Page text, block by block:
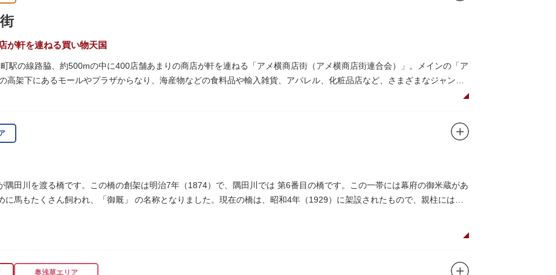
が軒を連ねる買い物天国
駅の線路脇、約500mの中に400店舗あまりの商店が軒を連ねる「アメ横商店街（アメ横商店街連合会）」。メインの「ア
高架下にあるモールやプラザからなり、海産物などの食料品や輸入雑貨、アパレル、化粧品店など、さまざまなジャンル
、物資が底をついた第二次世界大戦後にできた闇市。多くの闇市が的屋の仕切りであったのに対して、アメ横は満州から
なり連合会を結成。出店を統制し、商店街が形成されました。
ぐ南に発生した闇市は、飴を販売する屋台があったことから「アメヤ横丁（飴屋通り）」と呼ばれるように。反対側のJR
メリカ進駐軍の放出物資を販売する店ができたので「アメリカ横丁（アメリカ通り）」と呼ばれるようになりました。こ
隅田川を渡る橋です。この橋の創架は明治7年（1874）で、隅田川では 第6番目の橋です。この一帯には幕府の御米蔵があ
に馬もたくさん飼われ、「御厩」 の名称となりました。現在の橋は、昭和4年（1929）に架設されたもので、親柱には馬
奥浅草エリア